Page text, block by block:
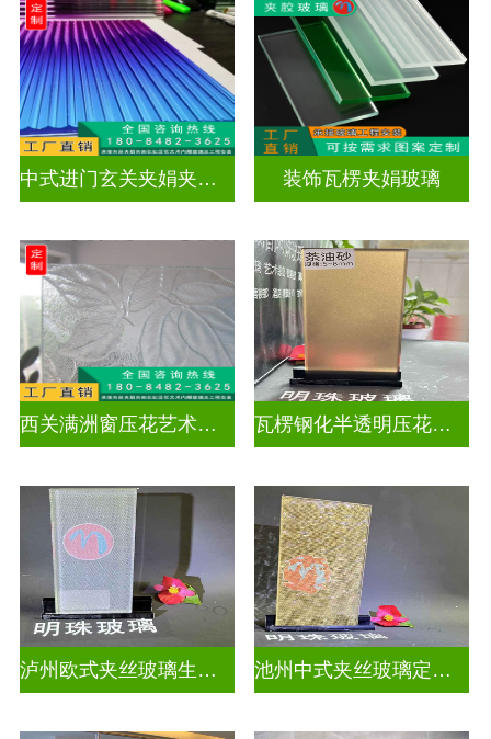
中式进门玄关夹娟夹丝玻璃 装饰瓦楞夹娟玻璃
西关满洲窗压花艺术玻璃门窗 瓦楞钢化半透明压花玻璃
泸州欧式夹丝玻璃生产厂家地址 池州中式夹丝玻璃定做厂